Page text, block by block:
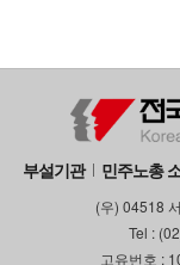
부설기관 민주노총
(우) 04518
Tel :
고유번호 :